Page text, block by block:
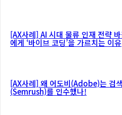
[AX사례] AI 시대 물류 인재 전략
에게 ‘바이브 코딩’을 가르치는 이유
[AX사례] 왜 어도비(Adobe)는 검
(Semrush)를 인수했나!